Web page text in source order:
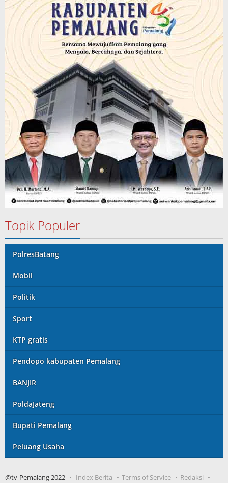
Topik Populer
PolresBatang
Mobil
Politik
Sport
KTP gratis
Pendopo kabupaten Pemalang
BANJIR
PoldaJateng
Bupati Pemalang
Peluang Usaha
@tv-Pemalang 2022 Index Berita Terms of Service
Redaksi